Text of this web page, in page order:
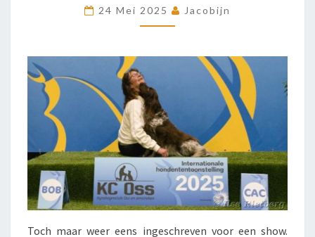
BOB
OP
TENTOONSTELLING
OSS.
24 Mei 2025 Jacobijn
Toch maar weer eens ingeschreven voor een show.